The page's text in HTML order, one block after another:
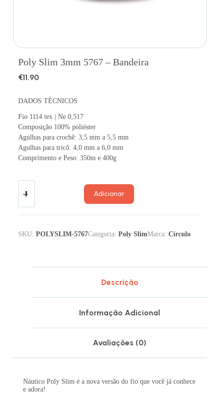
Poly Slim 3mm 5767 – Bandeira
€11.90
DADOS TÉCNICOS
Fio 1114 tex | Ne 0,517
Composição 100% poliéster
Agulhas para crochê: 3,5 mm a 5,5 mm
Agulhas para tricô: 4,0 mm a 6,0 mm
Comprimento e Peso: 350m e 400g
Adicionar
SKU: POLYSLIM-5767Categoria: Poly SlimMarca: Círculo
Descrição
Informação Adicional
Avaliações (0)
Náutico Poly Slim é a nova versão do fio que você já conhece
e adora!